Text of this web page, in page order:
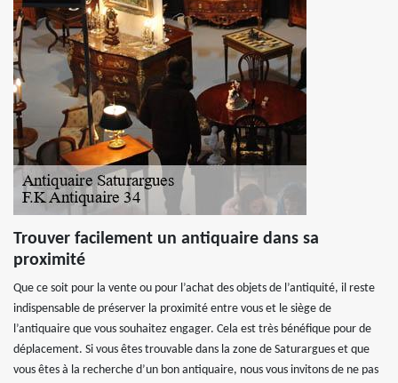
Trouver facilement un antiquaire dans sa
proximité
Que ce soit pour la vente ou pour l’achat des objets de l’antiquité, il reste
indispensable de préserver la proximité entre vous et le siège de
l’antiquaire que vous souhaitez engager. Cela est très bénéfique pour de
déplacement. Si vous êtes trouvable dans la zone de Saturargues et que
vous êtes à la recherche d’un bon antiquaire, nous vous invitons de ne pas